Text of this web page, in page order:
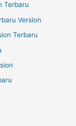
Terbaru
Version
Terbaru